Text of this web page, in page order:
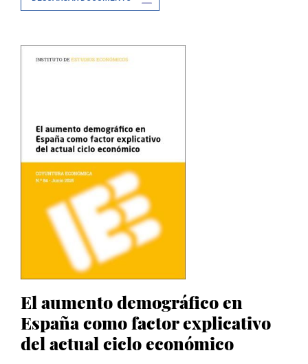
El aumento demográfico en
España como factor explicativo
del actual ciclo económico